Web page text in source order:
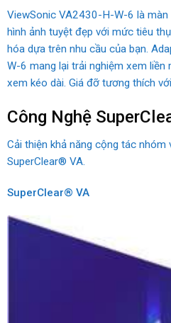
ViewSonic VA2430-H-W-6 là màn
hình ảnh tuyệt đẹp với mức tiêu
hóa dựa trên nhu cầu của bạn.
W-6 mang lại trải nghiệm xem
xem kéo dài. Giá đỡ tương thích
Công Nghệ
Cải thiện khả năng cộng tác
SuperClear® VA.
SuperClear® VA